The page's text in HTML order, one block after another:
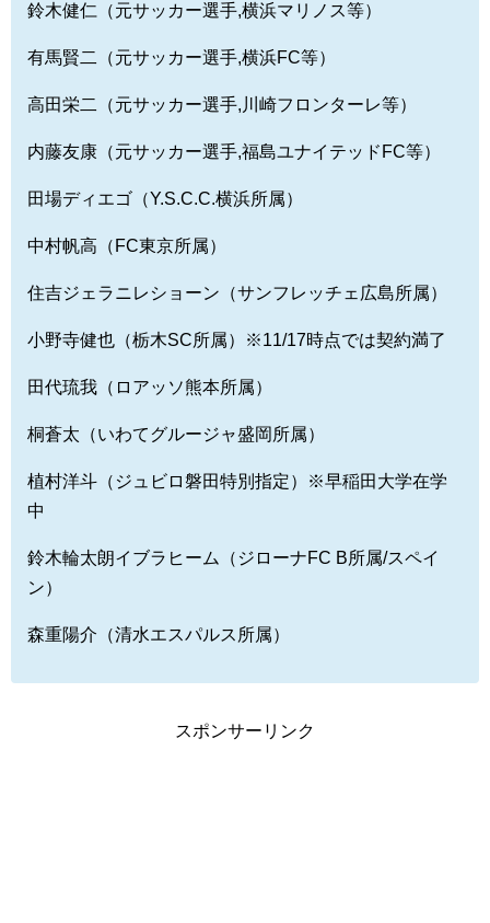
鈴木健仁（元サッカー選手,横浜マリノス等）
有馬賢二（元サッカー選手,横浜FC等）
高田栄二（元サッカー選手,川崎フロンターレ等）
内藤友康（元サッカー選手,福島ユナイテッドFC等）
田場ディエゴ（Y.S.C.C.横浜所属）
中村帆高（FC東京所属）
住吉ジェラニレショーン（サンフレッチェ広島所属）
小野寺健也（栃木SC所属）※11/17時点では契約満了
田代琉我（ロアッソ熊本所属）
桐蒼太（いわてグルージャ盛岡所属）
植村洋斗（ジュビロ磐田特別指定）※早稲田大学在学
中
鈴木輪太朗イブラヒーム（ジローナFC B所属/スペイ
ン）
森重陽介（清水エスパルス所属）
スポンサーリンク